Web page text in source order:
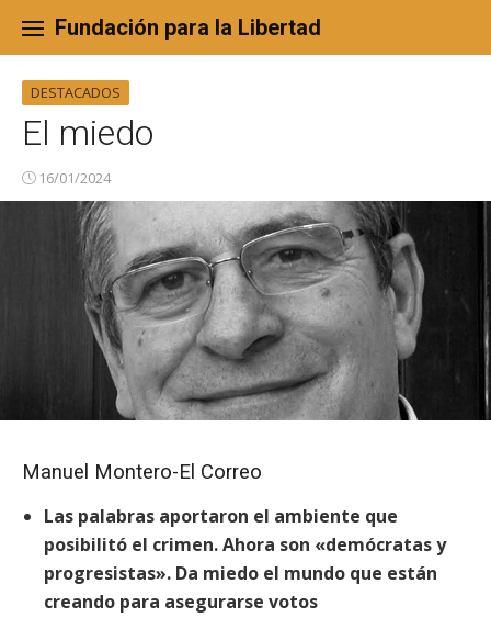
content
Fundación para la Libertad
DESTACADOS
El miedo
16/01/2024
Manuel Montero-El Correo
Las palabras aportaron el ambiente que
posibilitó el crimen. Ahora son «demócratas y
progresistas». Da miedo el mundo que están
creando para asegurarse votos